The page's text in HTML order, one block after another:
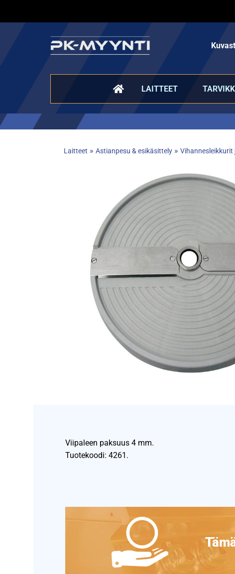
LAITTEET
Laitteet » Astianpesu & esikäsittely» Vihannesleikkurit
Viipaleen paksuus 4 mm.
Tuotekoodi: 4261.